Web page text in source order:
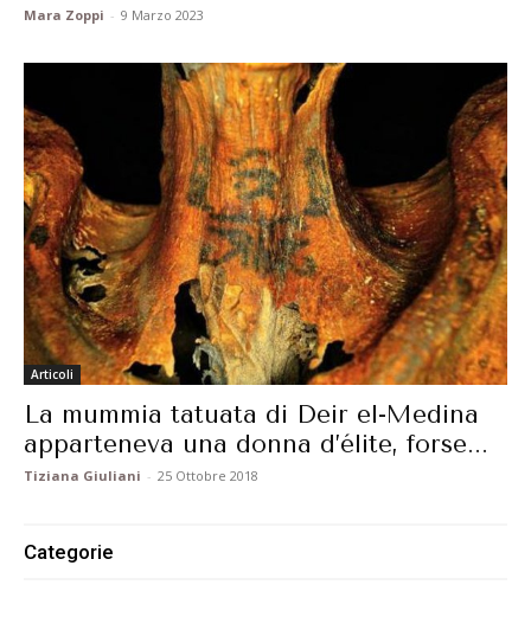
Mara Zoppi - 9 Marzo 2023
Articoli
La mummia tatuata di Deir el-Medina
apparteneva una donna d’élite, forse...
Tiziana Giuliani - 25 Ottobre 2018
Categorie